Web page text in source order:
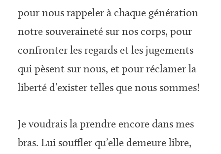
pour nous rappeler à chaque génération
notre souveraineté sur nos corps, pour
confronter les regards et les jugements
qui pèsent sur nous, et pour réclamer la
liberté d’exister telles que nous sommes!
Je voudrais la prendre encore dans mes
bras. Lui souffler qu’elle demeure libre,